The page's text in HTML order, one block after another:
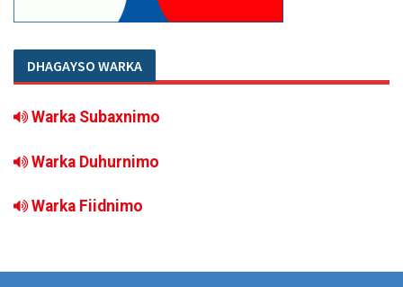
DHAGAYSO WARKA
Warka Subaxnimo
Warka Duhurnimo
Warka Fiidnimo